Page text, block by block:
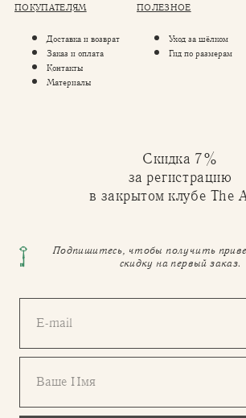
ПОКУПАТЕЛЯМ
Доставка и возврат
Заказ и оплата
Контакты
Материалы
ПОЛЕЗНОЕ
Уход за шёлком
Гид по размерам
Скидка 7%
за регистрацию
в закрытом клубе The
Подпишитесь, чтобы получить
скидку на первый заказ.
E-mail
Ваше Имя